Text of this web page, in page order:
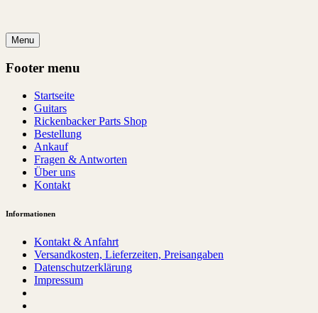
Menu
Footer menu
Startseite
Guitars
Rickenbacker Parts Shop
Bestellung
Ankauf
Fragen & Antworten
Über uns
Kontakt
Informationen
Kontakt & Anfahrt
Versandkosten, Lieferzeiten, Preisangaben
Datenschutzerklärung
Impressum